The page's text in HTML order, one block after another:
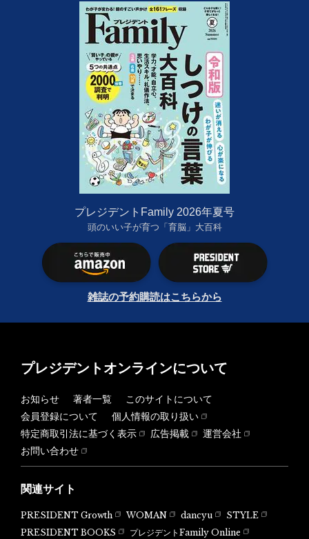
プレジデントFamily 2026年夏号
頭のいい子が育つ「育脳」大百科
雑誌の予約購読はこちらから
プレジデントオンラインについて
お知らせ 著者一覧
このサイトについて
会員登録について
個人情報の取り扱い
特定商取引法に基づく表示
広告掲載
運営会社
お問い合わせ
関連サイト
PRESIDENT Growth WOMAN dancyu
STYLE
PRESIDENT BOOKS
プレジデントFamily Online